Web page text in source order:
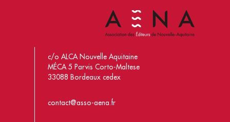
c/o ALCA Nouvelle Aquitaine
MÉCA 5 Parvis Corto-Maltese
33088 Bordeaux cedex
contact@asso-aena.fr